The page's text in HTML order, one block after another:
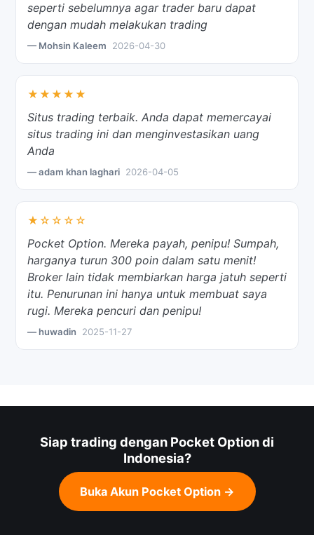
seperti sebelumnya agar trader baru dapat
dengan mudah melakukan trading
— Mohsin Kaleem 2026-04-30
★★★★★
Situs trading terbaik. Anda dapat memercayai
situs trading ini dan menginvestasikan uang
Anda
— adam khan laghari 2026-04-05
★☆☆☆☆
Pocket Option. Mereka payah, penipu! Sumpah,
harganya turun 300 poin dalam satu menit!
Broker lain tidak membiarkan harga jatuh seperti
itu. Penurunan ini hanya untuk membuat saya
rugi. Mereka pencuri dan penipu!
— huwadin 2025-11-27
Siap trading dengan Pocket Option di
Indonesia?
Buka Akun Pocket Option →